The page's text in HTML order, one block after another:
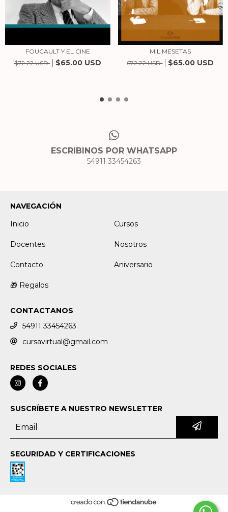
FOUCAULT Y EL CINE
$72.22 USD
$65.00 USD
MIL MESETAS
$72.22 USD
$65.00 USD
ESCRIBINOS POR WHATSAPP
54911 33454263
NAVEGACIÓN
Inicio
Cursos
Docentes Nosotros
Contacto Aniversario
🎁 Regalos
CONTACTANOS
54911 33454263
cursavirtual@gmail.com
REDES SOCIALES
SUSCRÍBETE A NUESTRO NEWSLETTER
SEGURIDAD Y CERTIFICACIONES